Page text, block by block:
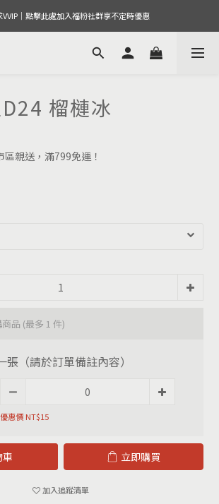
VVIP｜點擊此處加入福粉社群享不定時優惠
榴槤冰
親送，滿799免運！
品 (最多 1 件)
張（請於訂單備註內容）
優惠價 NT$15
車 立即購買
加入追蹤清單